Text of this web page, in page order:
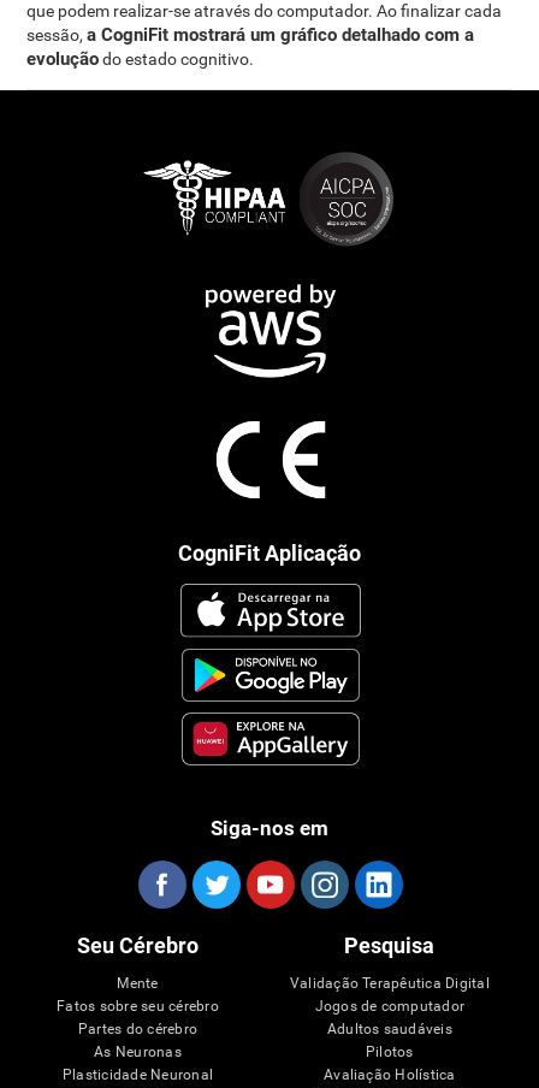
que podem realizar-se através do computador. Ao finalizar cada
sessão,a CogniFit mostrará um gráfico detalhado com a
evoluçãodo estado cognitivo.
CogniFit Aplicação
Siga-nos em
Seu Cérebro
Mente
Fatos sobre seu cérebro
Partes do cérebro
As Neuronas
Plasticidade Neuronal
Pesquisa
Validação Terapêutica Digital
Jogos de computador
Adultos saudáveis
Pilotos
Avaliação Holística